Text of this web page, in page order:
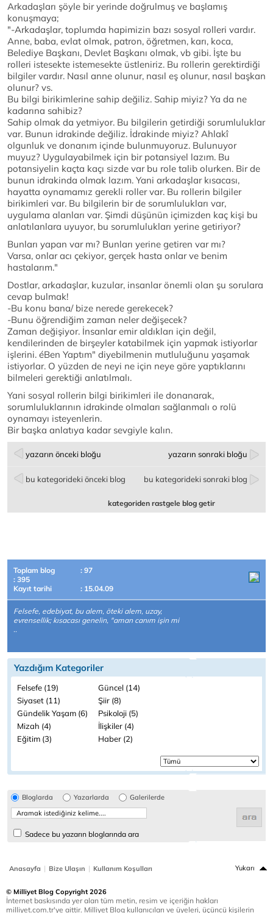
Arkadaşları şöyle bir yerinde doğrulmuş ve başlamış
konuşmaya;
"-Arkadaşlar, toplumda hapimizin bazı sosyal rolleri vardır.
Anne, baba, evlat olmak, patron, öğretmen, karı, koca,
Belediye Başkanı, Devlet Başkanı olmak, vb gibi. İşte bu
rolleri istesekte istemesekte üstleniriz. Bu rollerin gerektirdiği
bilgiler vardır. Nasıl anne olunur, nasıl eş olunur, nasıl başkan
olunur? vs.
Bu bilgi birikimlerine sahip değiliz. Sahip miyiz? Ya da ne
kadarına sahibiz?
Sahip olmak da yetmiyor. Bu bilgilerin getirdiği sorumluluklar
var. Bunun idrakinde değiliz. İdrakinde miyiz? Ahlakî
olgunluk ve donanım içinde bulunmuyoruz. Bulunuyor
muyuz? Uygulayabilmek için bir potansiyel lazım. Bu
potansiyelin kaçta kaçı sizde var bu role talib olurken. Bir de
bunun idrakinda olmak lazım. Yani arkadaşlar kısacası,
hayatta oynamamız gerekli roller var. Bu rollerin bilgiler
birikimleri var. Bu bilgilerin bir de sorumlulukları var,
uygulama alanları var. Şimdi düşünün içimizden kaç kişi bu
anlatılanlara uyuyor, bu sorumlulukları yerine getiriyor?
Bunları yapan var mı? Bunları yerine getiren var mı?
Varsa, onlar acı çekiyor, gerçek hasta onlar ve benim
hastalarım."
Dostlar, arkadaşlar, kuzular, insanlar önemli olan şu sorulara
cevap bulmak!
-Bu konu bana/ bize nerede gerekecek?
-Bunu öğrendiğim zaman neler değişecek?
Zaman değişiyor. İnsanlar emir aldıkları için değil,
kendilerinden de birşeyler katabilmek için yapmak istiyorlar
işlerini. éBen Yaptım" diyebilmenin mutluluğunu yaşamak
istiyorlar. O yüzden de neyi ne için neye göre yaptıklarını
bilmeleri gerektiği anlatılmalı.
Yani sosyal rollerin bilgi birikimleri ile donanarak,
sorumluluklarının idrakinde olmaları sağlanmalı o rolü
oynamayı isteyenlerin.
Bir başka anlatıya kadar sevgiyle kalın.
yazarın önceki bloğu yazarın sonraki bloğu
bu kategorideki önceki blog bu kategorideki sonraki blog
kategoriden rastgele blog getir
Toplam blog
: 97
: 395
Kayıt tarihi
: 15.04.09
Felsefe, edebiyat, bu alem, öteki alem, uzay,
evrensellik; kısacası genelin, "aman canım işin mi
..
Yazdığım Kategoriler
Felsefe (19)
Güncel (14)
Siyaset (11)
Şiir (8)
Gündelik Yaşam (6)
Psikoloji (5)
Mizah (4)
İlişkiler (4)
Eğitim (3)
Haber (2)
Bloglarda Yazarlarda Galerilerde
Sadece bu yazarın bloglarında ara
Anasayfa | Bize Ulaşın | Kullanım Koşulları Yukarı
© Milliyet Blog Copyright 2026
İnternet baskısında yer alan tüm metin, resim ve içeriğin hakları
milliyet.com.tr'ye aittir. Milliyet Blog kullanıcıları ve üyeleri, üçüncü kişilerin